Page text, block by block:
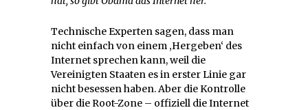
Technische Experten sagen, dass man
nicht einfach von einem ‚Hergeben‘ des
Internet sprechen kann, weil die
Vereinigten Staaten es in erster Linie gar
nicht besessen haben. Aber die Kontrolle
über die Root-Zone – offiziell die Internet